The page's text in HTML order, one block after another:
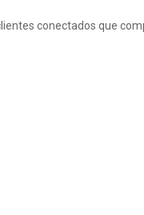
conectados que